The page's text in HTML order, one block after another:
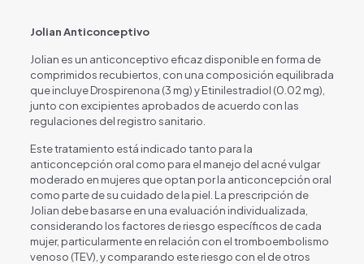
Jolian Anticonceptivo
Jolian es un anticonceptivo eficaz disponible en forma de
comprimidos recubiertos, con una composición equilibrada
que incluye Drospirenona (3 mg) y Etinilestradiol (0.02 mg),
junto con excipientes aprobados de acuerdo con las
regulaciones del registro sanitario.
Este tratamiento está indicado tanto para la
anticoncepción oral como para el manejo del acné vulgar
moderado en mujeres que optan por la anticoncepción oral
como parte de su cuidado de la piel. La prescripción de
Jolian debe basarse en una evaluación individualizada,
considerando los factores de riesgo específicos de cada
mujer, particularmente en relación con el tromboembolismo
venoso (TEV), y comparando este riesgo con el de otros